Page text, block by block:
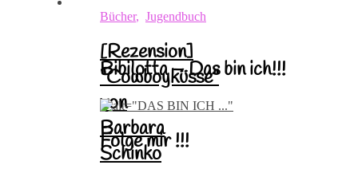
Bücher, Jugendbuch
[Rezension]
“Cowboyküsse”
von
Barbara
Schinko
Bibilotta – Das bin ich!!!
Folge mir !!!